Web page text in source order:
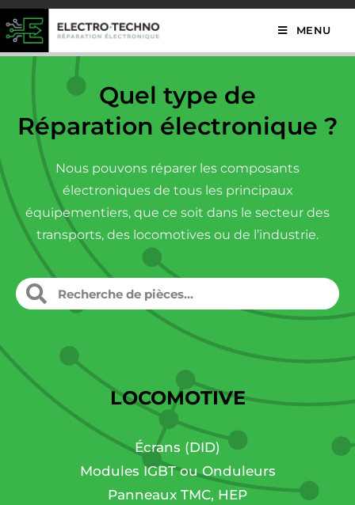
MENU
Quel type de
Réparation électronique ?
Nous pouvons réparer les composants
électroniques de tous les principaux
équipementiers, que ce soit dans le secteur des
transports, des locomotives ou de l’industrie.
LOCOMOTIVE
Écrans (DID)
Modules IGBT ou Onduleurs
Panneaux TMC, HEP